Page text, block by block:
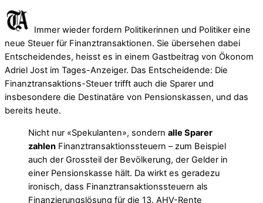
Immer wieder fordern Politikerinnen und Politiker eine
neue Steuer für Finanz­trans­aktionen. Sie übersehen dabei
Entscheidendes, heisst es in einem Gast­beitrag von Ökonom
Adriel Jost im Tages-Anzeiger. Das Entscheidende: Die
Finanztransaktions-Steuer trifft auch die Sparer und
insbesondere die Destinatäre von Pensionskassen, und das
bereits heute.
Nicht nur «Spekulanten», sondern alle Sparer
zahlen Finanztransaktionssteuern – zum Beispiel
auch der Grossteil der Bevölkerung, der Gelder in
einer Pensionskasse hält. Da wirkt es geradezu
ironisch, dass Finanztransaktionssteuern als
Finanzierungslösung für die 13. AHV-Rente